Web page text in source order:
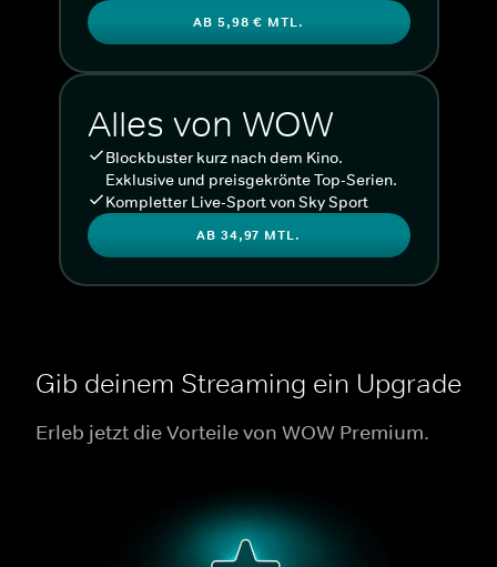
AB 5,98 € MTL.
Alles von WOW
Blockbuster kurz nach dem Kino.
Exklusive und preisgekrönte Top-Serien.
Kompletter Live-Sport von Sky Sport
AB 34,97 MTL.
Gib deinem Streaming ein Upgrade
Erleb jetzt die Vorteile von WOW Premium.